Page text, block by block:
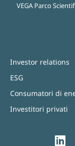
VEGA Parco
Investor relations
ESG
Consumatori di
Investitori privati